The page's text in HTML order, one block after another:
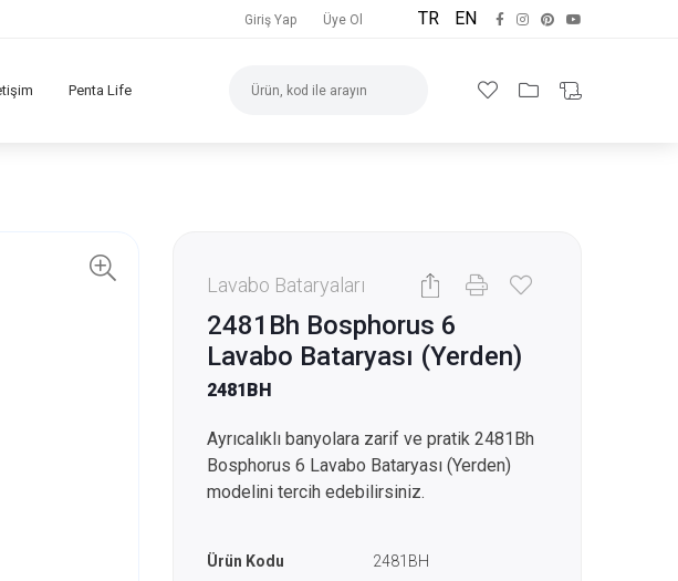
Giriş Yap Üye Ol TR EN
Penta Life
Lavabo Bataryaları
2481Bh Bosphorus 6
Lavabo Bataryası (Yerden)
2481BH
Ayrıcalıklı banyolara zarif ve pratik 2481Bh
Bosphorus 6 Lavabo Bataryası (Yerden)
modelini tercih edebilirsiniz.
Ürün Kodu 2481BH